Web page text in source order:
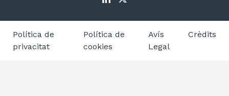
Política de
privacitat
Política de
cookies
Avís
Legal
Crèdits